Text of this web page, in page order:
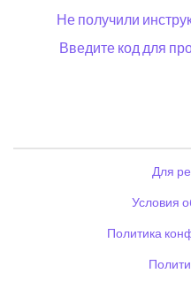
Не получили
Введите код для
Для
Условия
Политика